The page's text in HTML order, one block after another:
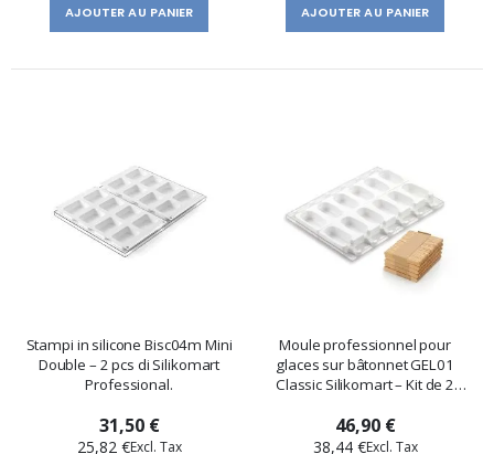
AJOUTER AU PANIER AJOUTER AU PANIER
Stampi in silicone Bisc04m Mini
Double – 2 pcs di Silikomart
Professional.
31,50 €
25,82 €
Moule professionnel pour
glaces sur bâtonnet GEL01
Classic Silikomart – Kit de 2
46,90 €
38,44 €